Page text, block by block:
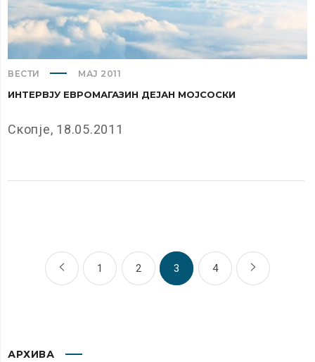
ВЕСТИ МАЈ 2011
ИНТЕРВЈУ ЕВРОМАГАЗИН ДЕЈАН МОЈСОСКИ
Скопје, 18.05.2011
1 2 3 4
АРХИВА